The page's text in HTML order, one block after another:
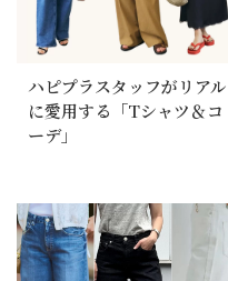
ハピプラスタッフがリアル
に愛用する「Tシャツ＆コ
ーデ」